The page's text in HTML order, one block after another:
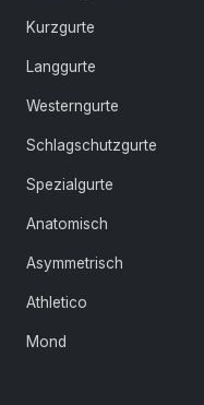
Kurzgurte
Langgurte
Westerngurte
Schlagschutzgurte
Spezialgurte
Anatomisch
Asymmetrisch
Athletico
Mond